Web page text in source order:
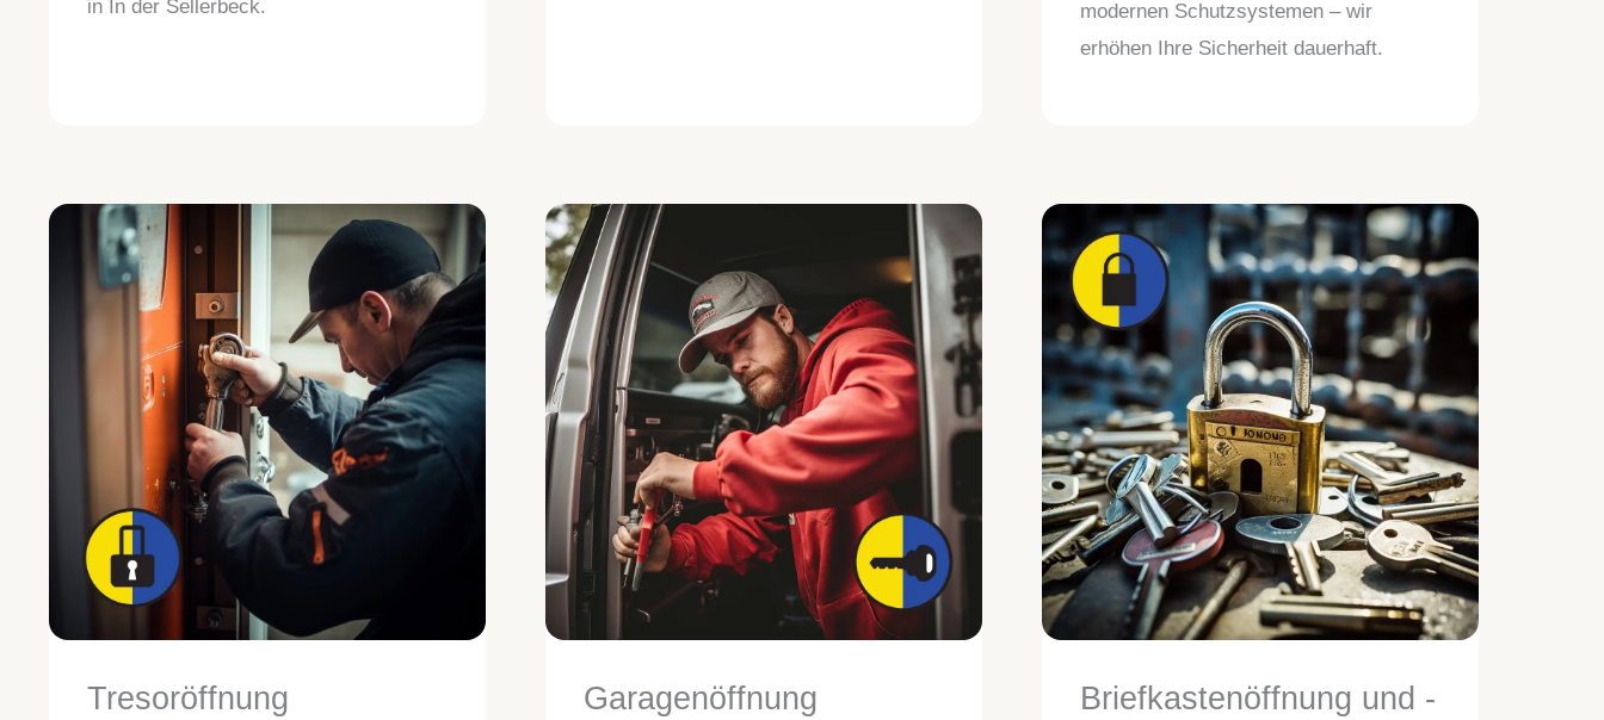
in In der Sellerbeck.
modernen Schutzsystemen – wir
erhöhen Ihre Sicherheit dauerhaft.
Tresoröffnung Garagenöffnung
Briefkastenöffnung und -